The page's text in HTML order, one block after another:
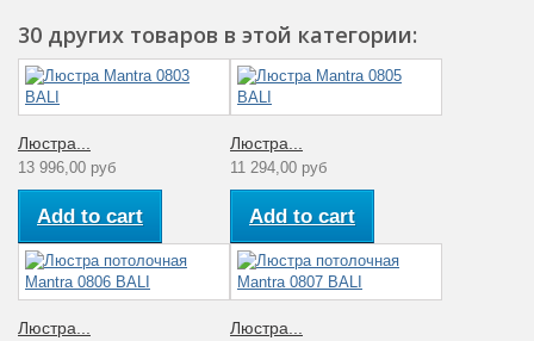
30 других товаров в этой категории:
Люстра...
13 996,00 руб
Add to cart
Люстра...
11 294,00 руб
Add to cart
Люстра... Люстра...